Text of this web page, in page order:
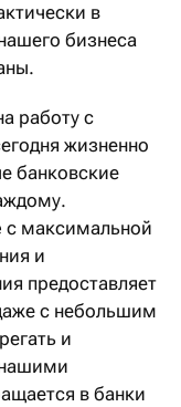
в
бизнеса
работу с
жизненно
банковские
с максимальной
и
предоставляет
с небольшим
и
в банки